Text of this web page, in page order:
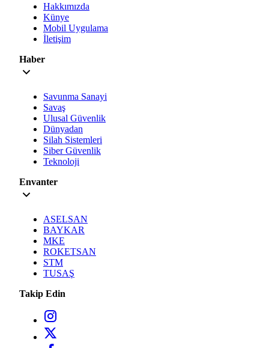
Hakkımızda
Künye
Mobil Uygulama
İletişim
Haber
Savunma Sanayi
Savaş
Ulusal Güvenlik
Dünyadan
Silah Sistemleri
Siber Güvenlik
Teknoloji
Envanter
ASELSAN
BAYKAR
MKE
ROKETSAN
STM
TUSAŞ
Takip Edin